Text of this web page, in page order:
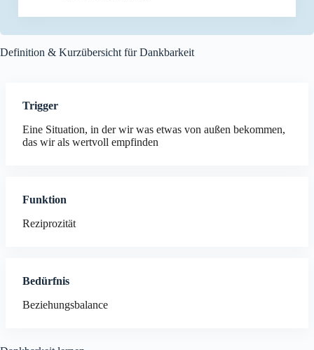
Definition & Kurzübersicht für Dankbarkeit
Trigger
Eine Situation, in der wir was etwas von außen bekommen,
das wir als wertvoll empfinden
Funktion
Reziprozität
Bedürfnis
Beziehungsbalance